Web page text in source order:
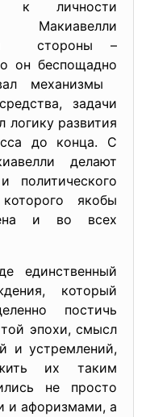
к личности
стороны –
он беспощадно
механизмы
задачи
логику развития
до конца. С
делают
политического
якобы
и во всех
который
постичь
эпохи, смысл
и устремлений,
их таким
не просто
и афоризмами, а